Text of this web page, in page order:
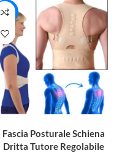
-46%
Fascia Posturale Schiena
Dritta Tutore Regolabile